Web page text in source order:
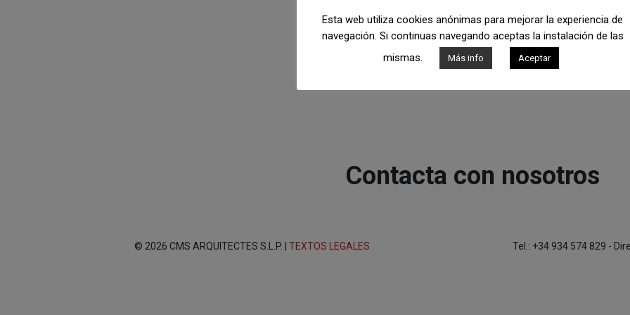
Contacta con nosotros
© 2026 CMS ARQUITECTES S.L.P. | TEXTOS LEGALES Tel.: +34 934 574 829 -
Esta web utiliza cookies anónimas para mejorar la experiencia de
navegación. Si continuas navegando aceptas la instalación de las
mismas.
Más info Aceptar